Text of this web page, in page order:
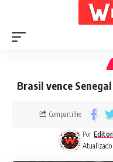
Brasil vence
Atualizado
Por
Compartilhe